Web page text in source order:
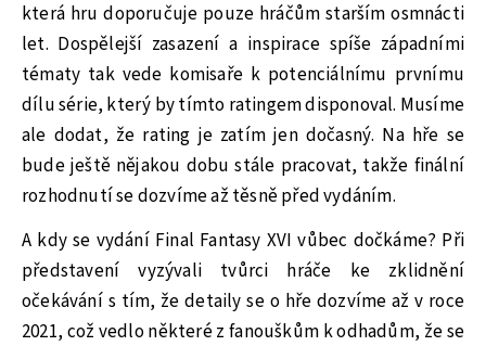
která hru doporučuje pouze hráčům starším osmnácti
let. Dospělejší zasazení a inspirace spíše západními
tématy tak vede komisaře k potenciálnímu prvnímu
dílu série, který by tímto ratingem disponoval. Musíme
ale dodat, že rating je zatím jen dočasný. Na hře se
bude ještě nějakou dobu stále pracovat, takže finální
rozhodnutí se dozvíme až těsně před vydáním.
A kdy se vydání Final Fantasy XVI vůbec dočkáme? Při
představení vyzývali tvůrci hráče ke zklidnění
očekávání s tím, že detaily se o hře dozvíme až v roce
2021, což vedlo některé z fanouškům k odhadům, že se